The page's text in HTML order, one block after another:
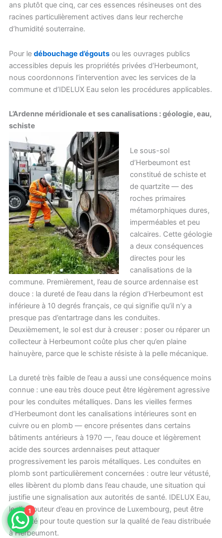
ans plutôt que cinq, car ces essences résineuses ont des
racines particulièrement actives dans leur recherche
d’humidité souterraine.
Pour le débouchage d’égouts ou les ouvrages publics
accessibles depuis les propriétés privées d’Herbeumont,
nous coordonnons l’intervention avec les services de la
commune et d’IDELUX Eau selon les procédures applicables.
L’Ardenne méridionale et ses canalisations : géologie, eau,
schiste
Le sous-sol
d’Herbeumont est
constitué de schiste et
de quartzite — des
roches primaires
métamorphiques dures,
imperméables et peu
calcaires. Cette géologie
a deux conséquences
directes pour les
canalisations de la
commune. Premièrement, l’eau de source ardennaise est
douce : la dureté de l’eau dans la région d’Herbeumont est
inférieure à 10 degrés français, ce qui signifie qu’il n’y a
presque pas d’entartrage dans les conduites.
Deuxièmement, le sol est dur à creuser : poser ou réparer un
collecteur à Herbeumont coûte plus cher qu’en plaine
hainuyère, parce que le schiste résiste à la pelle mécanique.
La dureté très faible de l’eau a aussi une conséquence moins
connue : une eau très douce peut être légèrement agressive
pour les conduites métalliques. Dans les vieilles fermes
d’Herbeumont dont les canalisations intérieures sont en
cuivre ou en plomb — encore présentes dans certains
bâtiments antérieurs à 1970 —, l’eau douce et légèrement
acide des sources ardennaises peut attaquer
progressivement les parois métalliques. Les conduites en
plomb sont particulièrement concernées : outre leur vétusté,
elles libèrent du plomb dans l’eau chaude, une situation qui
justifie une signalisation aux autorités de santé. IDELUX Eau,
le distributeur d’eau en province de Luxembourg, peut être
consulté pour toute question sur la qualité de l’eau distribuée
à Herbeumont.
1